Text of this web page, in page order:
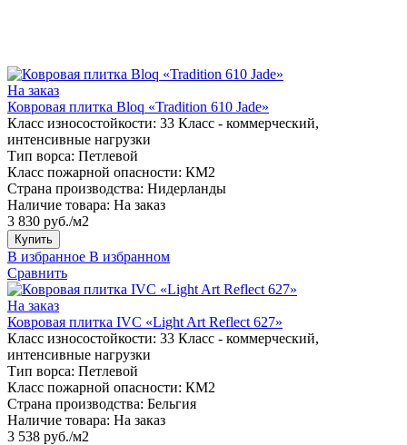
На заказ
Ковровая плитка Bloq «Tradition 610 Jade»
Класс износостойкости: 33 Класс - коммерческий,
интенсивные нагрузки
Тип ворса: Петлевой
Класс пожарной опасности: КМ2
Страна производства: Нидерланды
Наличие товара: На заказ
3 830 руб./м2
Купить
В избранное В избранном
Сравнить
На заказ
Ковровая плитка IVC «Light Art Reflect 627»
Класс износостойкости: 33 Класс - коммерческий,
интенсивные нагрузки
Тип ворса: Петлевой
Класс пожарной опасности: КМ2
Страна производства: Бельгия
Наличие товара: На заказ
3 538 руб./м2